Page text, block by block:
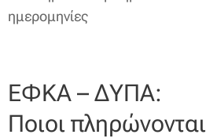
ημερομηνίες
ΕΦΚΑ – ΔΥΠΑ:
Ποιοι πληρώνονται